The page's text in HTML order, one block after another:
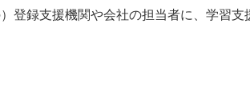
登録支援機関や会社の担当者に、学習